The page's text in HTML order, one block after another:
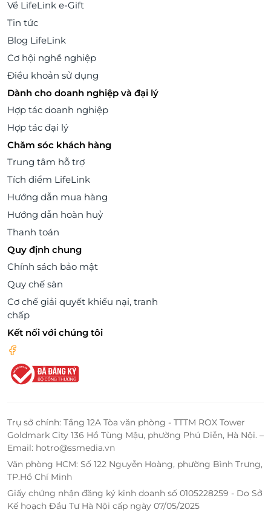
Về LifeLink e-Gift
Tin tức
Blog LifeLink
Cơ hội nghề nghiệp
Điều khoản sử dụng
Dành cho doanh nghiệp và đại lý
Hợp tác doanh nghiệp
Hợp tác đại lý
Chăm sóc khách hàng
Trung tâm hỗ trợ
Tích điểm LifeLink
Hướng dẫn mua hàng
Hướng dẫn hoàn huỷ
Thanh toán
Quy định chung
Chính sách bảo mật
Quy chế sàn
Cơ chế giải quyết khiếu nại, tranh
chấp
Kết nối với chúng tôi
Trụ sở chính: Tầng 12A Tòa văn phòng - TTTM ROX Tower
Goldmark City 136 Hồ Tùng Mậu, phường Phú Diễn, Hà Nội. –
Email: hotro@ssmedia.vn
Văn phòng HCM: Số 122 Nguyễn Hoàng, phường Bình Trưng,
TP.Hồ Chí Minh
Giấy chứng nhận đăng ký kinh doanh số 0105228259 - Do Sở
Kế hoạch Đầu Tư Hà Nội cấp ngày 07/05/2025